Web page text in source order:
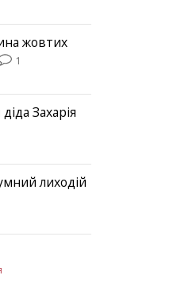
жовтих
1
Захарія
лиходій